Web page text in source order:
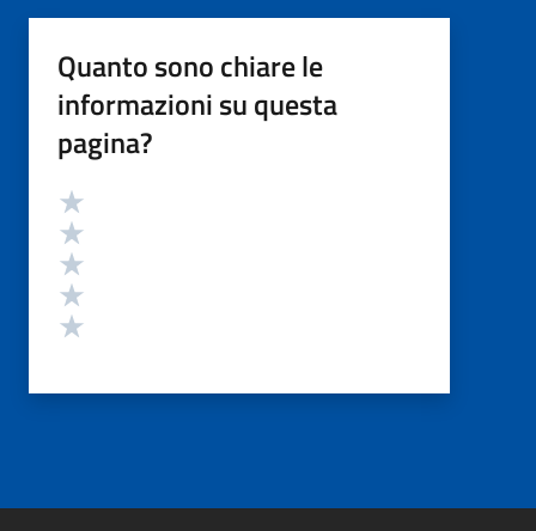
Quanto sono chiare le
informazioni su questa
pagina?
Valutazione